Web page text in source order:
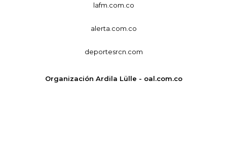
lafm.com.co
alerta.com.co
deportesrcn.com
Organización Ardila Lülle - oal.com.co